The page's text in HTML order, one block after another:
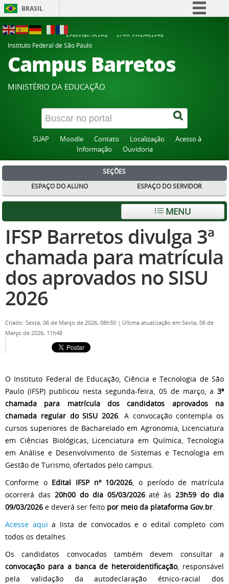
BRASIL
Participe
Acesso à informação
Canais
ACESSIBILIDADE
ALTO CONTRASTE
Instituto Federal de São Paulo
Campus Barretos
MINISTÉRIO DA EDUCAÇÃO
SUAP Moodle Contato Localização
Acesso à
Informação
Ouvidoria
SEÇÕES
ESPAÇO DO ALUNO
ESPAÇO DO SERVIDOR
MENU
IFSP Barretos divulga 3ª
chamada para matrícula
dos aprovados no SISU
2026
Criado: Sexta, 06 de Março de 2026, 08h50 | Última atualização em Sexta, 06 de
Março de 2026, 11h48
O Instituto Federal de Educação, Ciência e Tecnologia de São
Paulo (IFSP) publicou nesta segunda-feira, 05 de março, a 3ª
chamada para matrícula dos candidatos aprovados na
chamada regular do SISU 2026. A convocação contempla os
cursos superiores de Bacharelado em Agronomia, Licenciatura
em Ciências Biológicas, Licenciatura em Química, Tecnologia
em Análise e Desenvolvimento de Sistemas e Tecnologia em
Gestão de Turismo, ofertados pelo campus.
Conforme o Edital IFSP nº 10/2026, o período de matrícula
ocorrerá das 20h00 do dia 05/03/2026até às 23h59 do dia
09/03/2026 e deverá ser feito por meio da plataforma Gov.br.
Acesse aqui a lista de convocados e o edital completo com
todos os detalhes.
Os candidatos convocados também devem consultar a
convocação para a banca de heteroidentificação, responsável
pela validação da autodeclaração étnico-racial dos